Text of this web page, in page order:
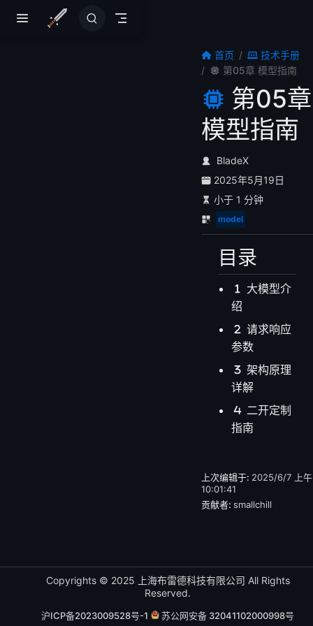
首页
技术手册
第05章 模型指南
第05章
模型指南
BladeX
2025年5月19日
小于 1 分钟
model
目录
大模型介
绍
请求响应
参数
架构原理
详解
二开定制
指南
上次编辑于: 2025/6/7 上午
10:01:41
贡献者: smallchill
Copyrights © 2025 上海布雷德科技有限公司 All Rights
Reserved.
沪ICP备2023009528号-1 苏公网安备 32041102000998号